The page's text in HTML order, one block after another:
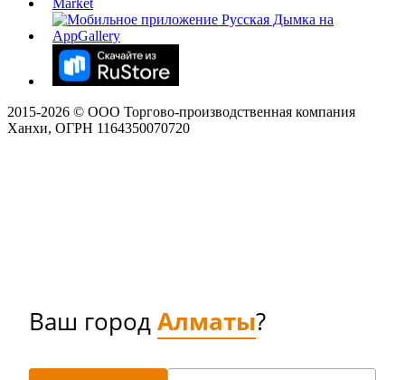
2015-2026 © ООО Торгово-производственная компания
Ханхи, ОГРН 1164350070720
Ваш городАлматы?